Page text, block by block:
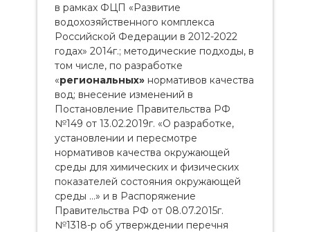
в рамках ФЦП «Развитие
водохозяйственного комплекса
Российской Федерации в 2012-2022
годах» 2014г.; методические подходы, в
том числе, по разработке
«региональных» нормативов качества
вод; внесение изменений в
Постановление Правительства РФ
№149 от 13.02.2019г. «О разработке,
установлении и пересмотре
нормативов качества окружающей
среды для химических и физических
показателей состояния окружающей
среды …» и в Распоряжение
Правительства РФ от 08.07.2015г.
№1318-р об утверждении перечня